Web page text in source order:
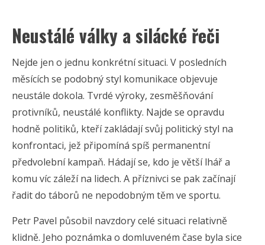
Neustálé války a silácké řeči
Nejde jen o jednu konkrétní situaci. V posledních
měsících se podobný styl komunikace objevuje
neustále dokola. Tvrdé výroky, zesměšňování
protivníků, neustálé konflikty. Najde se opravdu
hodně politiků, kteří zakládají svůj politický styl na
konfrontaci, jež připomíná spíš permanentní
předvolební kampaň. Hádají se, kdo je větší lhář a
komu víc záleží na lidech. A příznivci se pak začínají
řadit do táborů ne nepodobným těm ve sportu.
Petr Pavel působil navzdory celé situaci relativně
klidně. Jeho poznámka o domluveném čase byla sice